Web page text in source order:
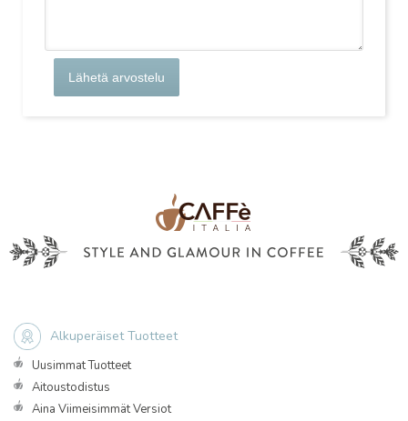
Lähetä arvostelu
Alkuperäiset Tuotteet
Uusimmat Tuotteet
Aitoustodistus
Aina Viimeisimmät Versiot